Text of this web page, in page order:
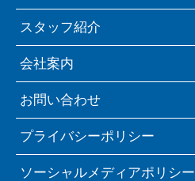
スタッフ紹介
会社案内
お問い合わせ
プライバシーポリシー
ソーシャルメディアポリシー